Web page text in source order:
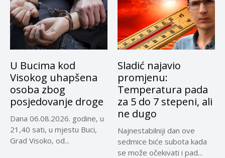
U Bucima kod
Visokog uhapšena
osoba zbog
posjedovanje droge
Dana 06.08.2026. godine, u
21,40 sati, u mjestu Buci,
Grad Visoko, od...
Sladić najavio
promjenu:
Temperatura pada
za 5 do 7 stepeni, ali
ne dugo
Najnestabilniji dan ove
sedmice biće subota kada
se može očekivati i pad...